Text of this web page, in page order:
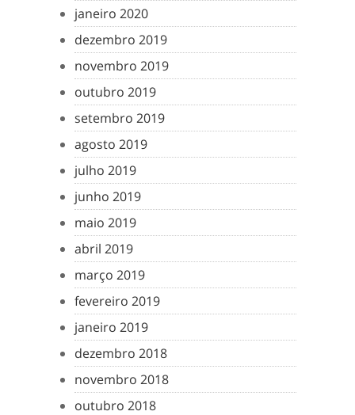
janeiro 2020
dezembro 2019
novembro 2019
outubro 2019
setembro 2019
agosto 2019
julho 2019
junho 2019
maio 2019
abril 2019
março 2019
fevereiro 2019
janeiro 2019
dezembro 2018
novembro 2018
outubro 2018